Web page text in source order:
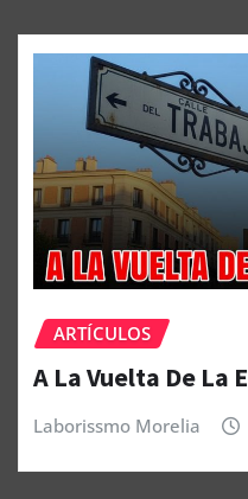
ARTÍCULOS
A La Vuelta De La
Laborissmo Morelia